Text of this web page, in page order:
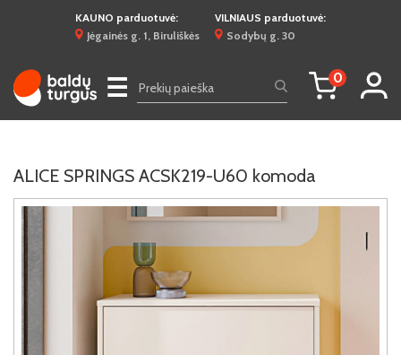
KAUNO parduotuvė:
Jėgainės g. 1, Biruliškės
VILNIAUS parduotuvė:
Sodybų g. 30
☰ 0
ALICE SPRINGS ACSK219-U60 komoda